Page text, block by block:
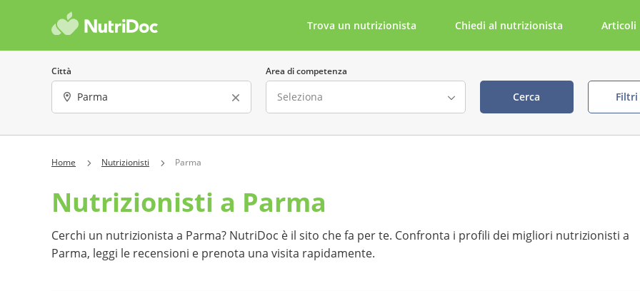
Trova un nutrizionista Chiedi al nutrizionista Articoli
Città Area di competenza
Cerca
Sesso Lingua parlata Cerca per parola chiave
Offre consulenze online
Costo della visita visibile
Ha almeno una recensione
Prenotabile tramite NutriDoc
Home Nutrizionisti Parma
Nutrizionisti a Parma
Cerchi un nutrizionista a Parma? NutriDoc è il sito che fa per te. Confronta i profili dei migliori nutrizionisti a
Parma, leggi le recensioni e prenota una visita rapidamente.